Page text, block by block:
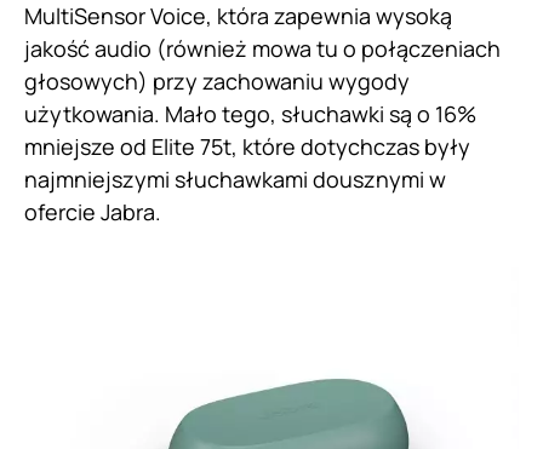
MultiSensor Voice, która zapewnia wysoką
jakość audio (również mowa tu o połączeniach
głosowych) przy zachowaniu wygody
użytkowania. Mało tego, słuchawki są o 16%
mniejsze od Elite 75t, które dotychczas były
najmniejszymi słuchawkami dousznymi w
ofercie Jabra.